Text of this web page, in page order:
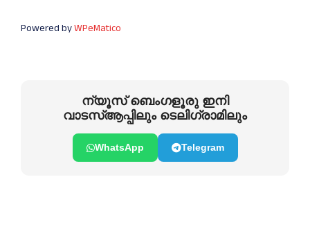
Powered byWPeMatico
ന്യൂസ് ബെംഗളൂരു ഇനി
വാടസ്ആപ്പിലും ടെലിഗ്രാമിലും
WhatsApp Telegram